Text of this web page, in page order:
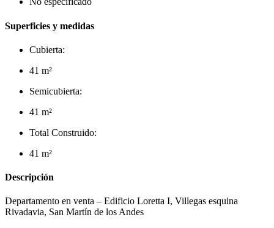
Superficies y medidas
Cubierta:
41 m²
Semicubierta:
41 m²
Total Construido:
41 m²
Descripción
Departamento en venta – Edificio Loretta I, Villegas esquina
Rivadavia, San Martín de los Andes